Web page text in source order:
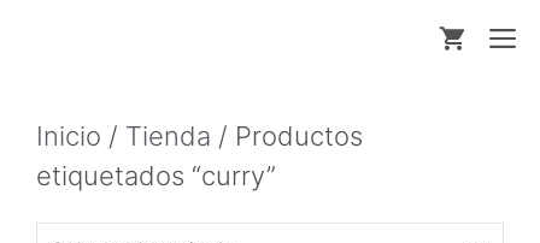
Inicio / Tienda / Productos
etiquetados “curry”